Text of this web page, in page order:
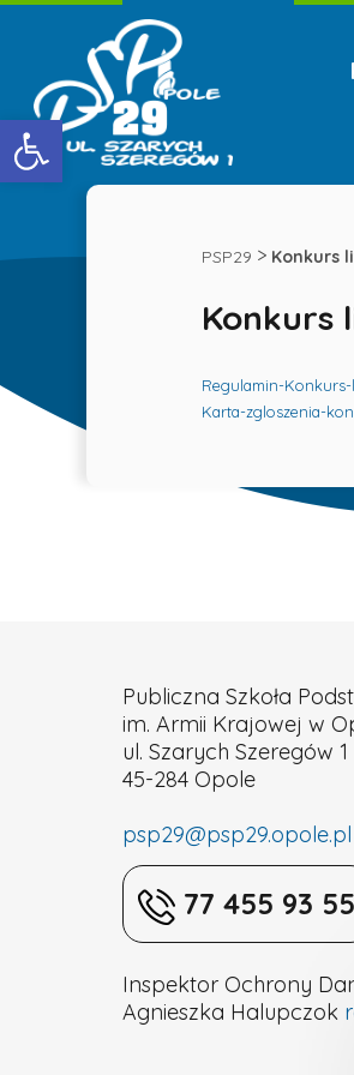
Otwórz pasek
Konkurs
literacki
„Zwariowana
historia”
Opolu
PSP29 > Konkurs
Konkurs
Regulamin-
Karta-zgloszenia-
Publiczna Szkoła
im. Armii Krajowej w
ul. Szarych Szeregów 1
45-284 Opole
psp29@psp29.opole.pl
77 455 93 55
Inspektor Ochrony
Agnieszka Halupczok